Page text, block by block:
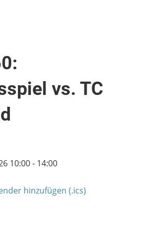
vs. TC
10:00 - 14:00
hinzufügen (.ics)